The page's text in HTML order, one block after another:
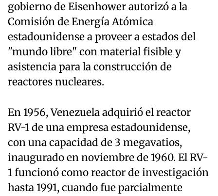
gobierno de Eisenhower autorizó a la
Comisión de Energía Atómica
estadounidense a proveer a estados del
"mundo libre" con material fisible y
asistencia para la construcción de
reactores nucleares.
En 1956, Venezuela adquirió el reactor
RV-1 de una empresa estadounidense,
con una capacidad de 3 megavatios,
inaugurado en noviembre de 1960. El RV-
1 funcionó como reactor de investigación
hasta 1991, cuando fue parcialmente